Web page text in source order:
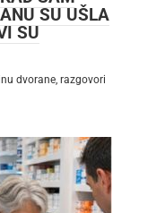
SU UŠLA
SU
dvorane, razgovori